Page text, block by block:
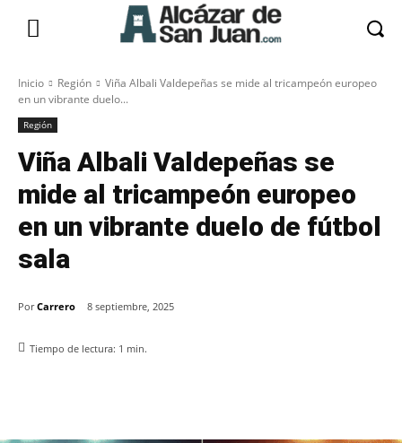
Inicio Región
Viña Albali Valdepeñas se mide al tricampeón europeo
en un vibrante duelo...
Región
Viña Albali Valdepeñas se
mide al tricampeón europeo
en un vibrante duelo de fútbol
sala
Por Carrero 8 septiembre, 2025
Tiempo de lectura: 1 min.